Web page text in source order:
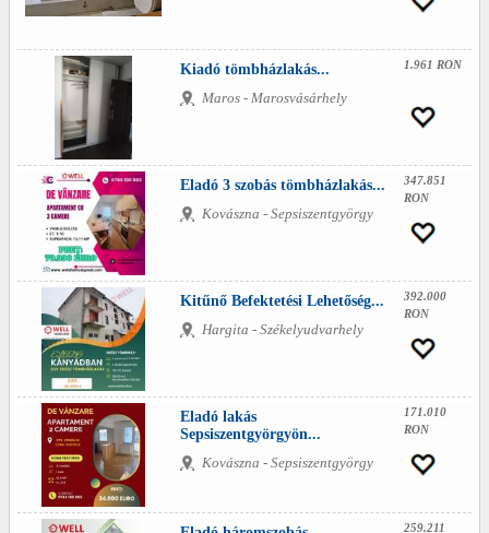
Kiadó tömbházlakás...
Maros - Marosvásárhely
1.961 RON
Eladó 3 szobás tömbházlakás...
Kovászna - Sepsiszentgyörgy
347.851
RON
Kitűnő Befektetési Lehetőség...
Hargita - Székelyudvarhely
392.000
RON
Eladó lakás
Sepsiszentgyörgyön...
Kovászna - Sepsiszentgyörgy
171.010
RON
259.211